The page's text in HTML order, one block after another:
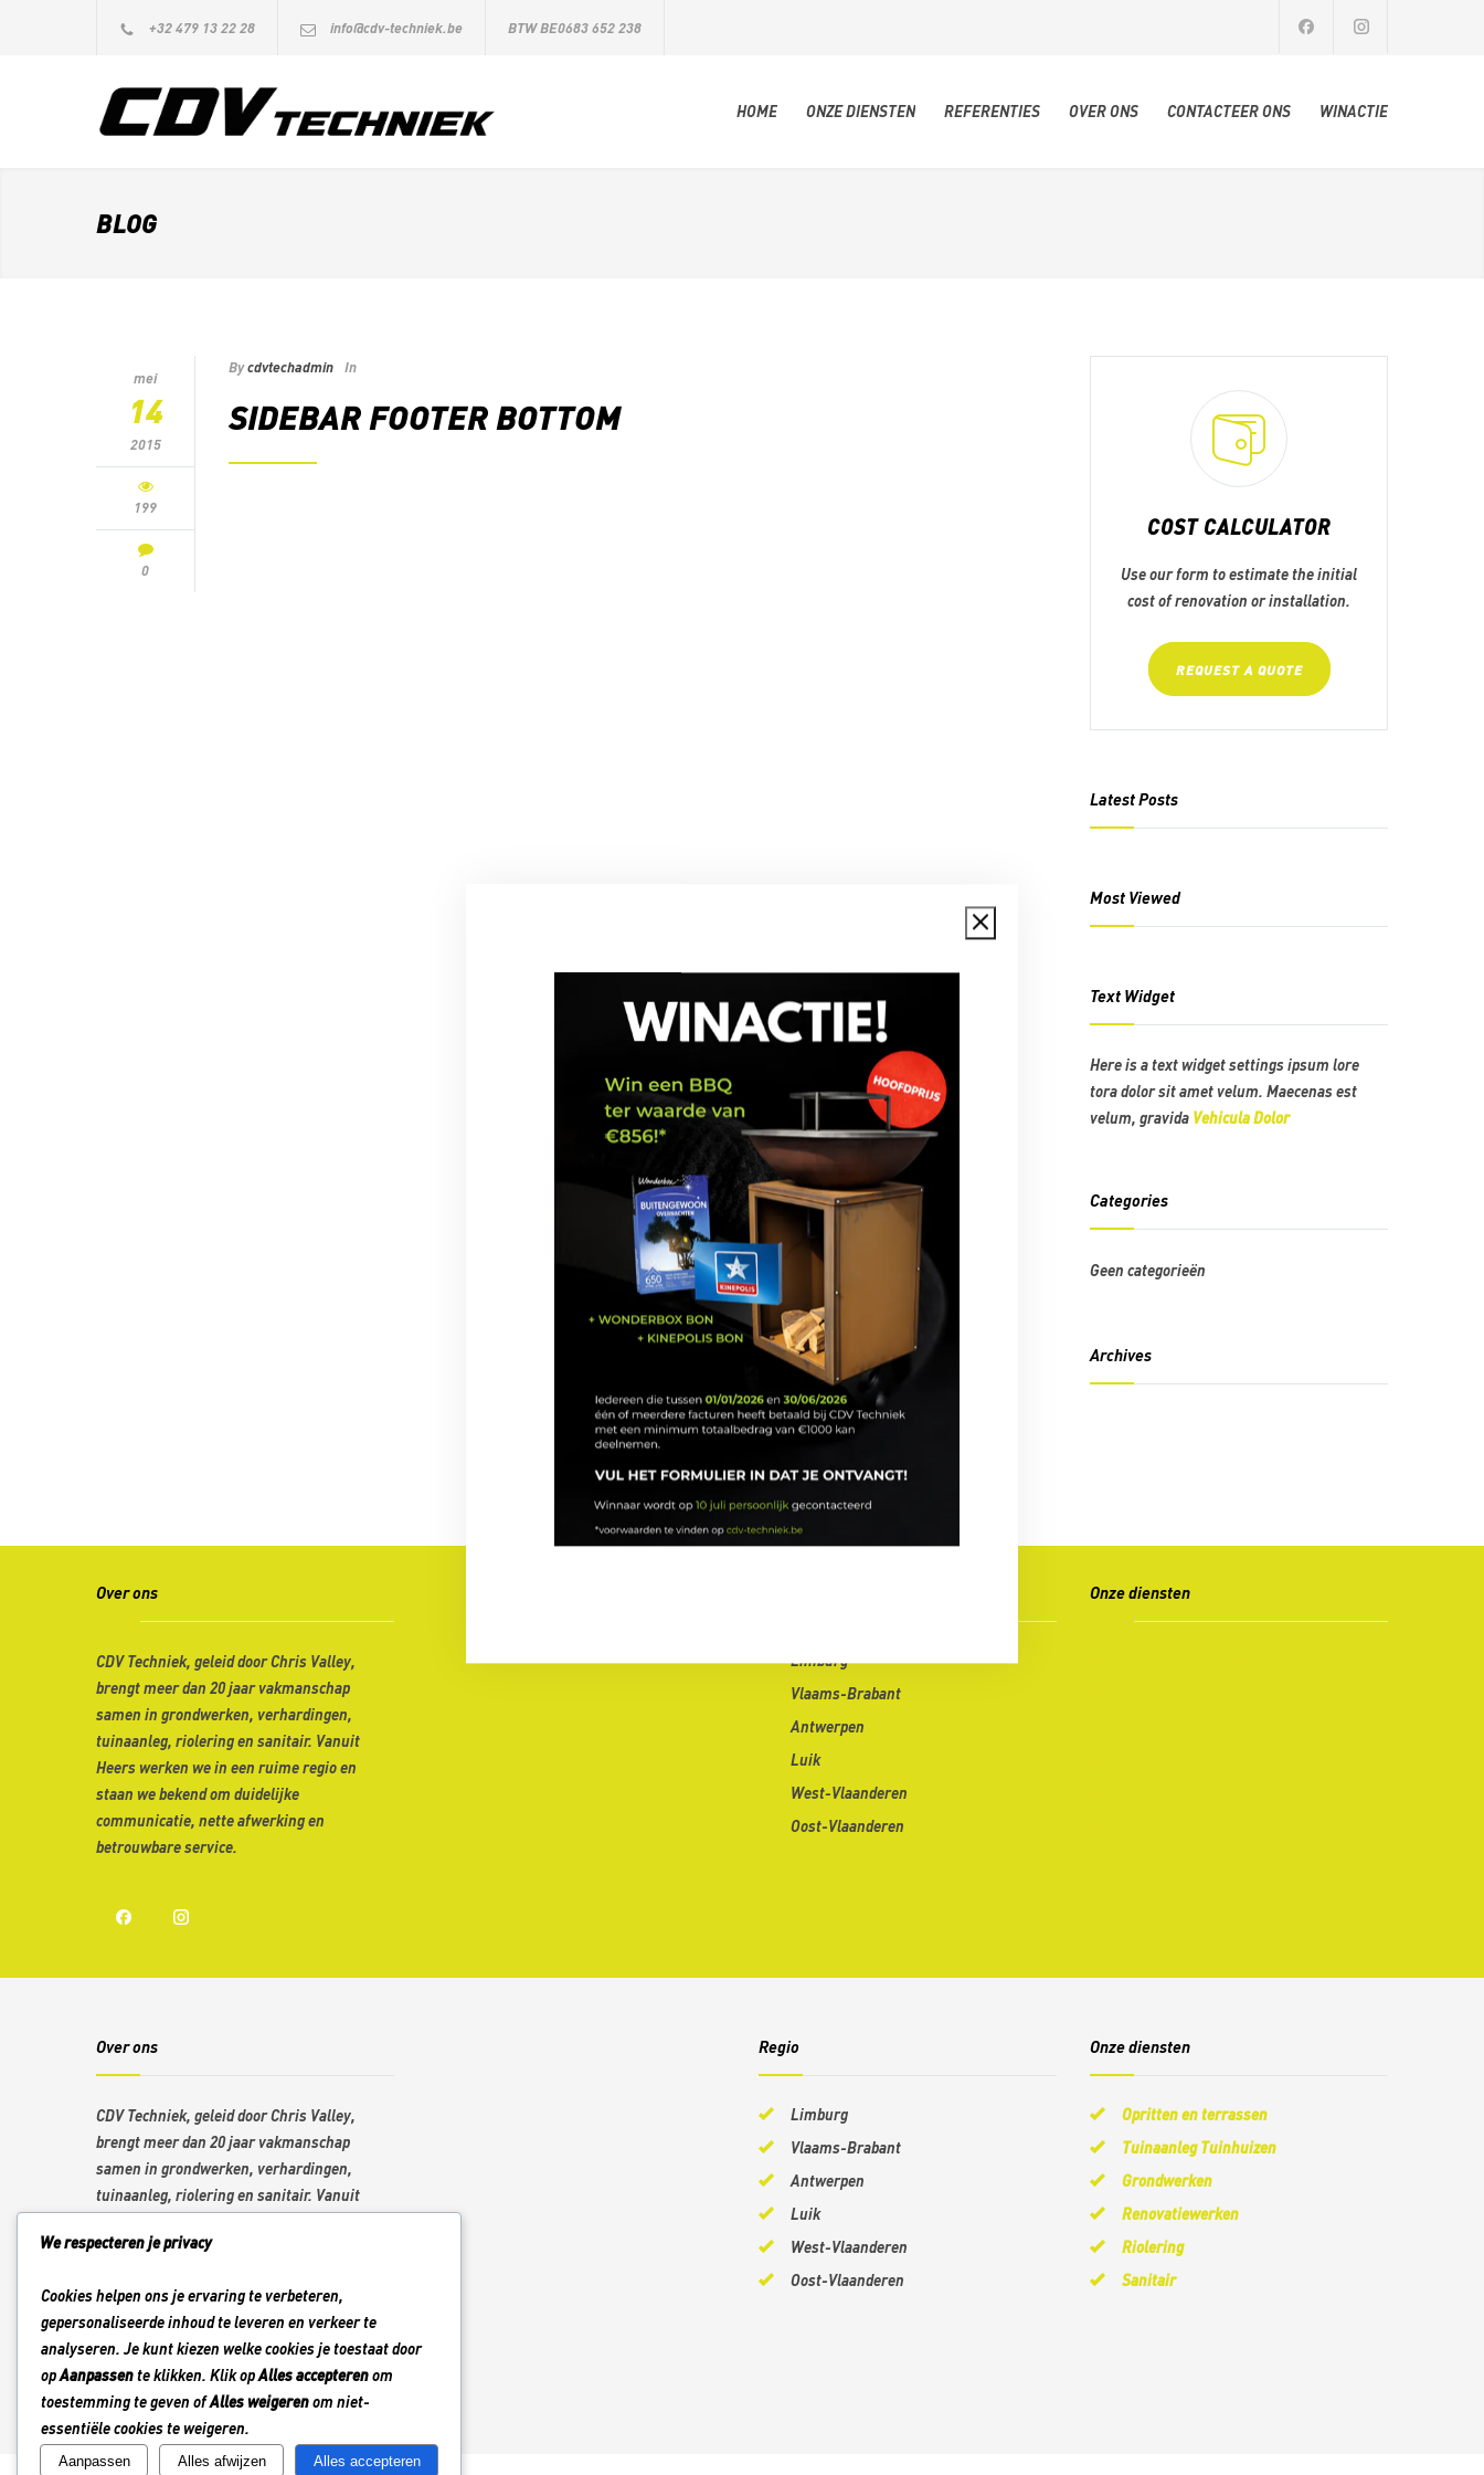
+32 479 13 22 28 info@cdv-techniek.be BTW BE0683 652 238
HOME ONZE DIENSTEN REFERENTIES OVER ONS CONTACTEER ONS WINACTIE
BLOG
mei
14
2015
199
0
Bycdvtechadmin In
SIDEBAR FOOTER BOTTOM
COST CALCULATOR
Use our form to estimate the initial
cost of renovation or installation.
REQUEST A QUOTE
Latest Posts
Most Viewed
Text Widget
Here is a text widget settings ipsum lore
tora dolor sit amet velum. Maecenas est
velum, gravida Vehicula Dolor
Categories
Geen categorieën
Archives
Over ons
CDV Techniek, geleid door Chris Valley,
brengt meer dan 20 jaar vakmanschap
samen in grondwerken, verhardingen,
tuinaanleg, riolering en sanitair. Vanuit
Heers werken we in een ruime regio en
staan we bekend om duidelijke
communicatie, nette afwerking en
betrouwbare service.
Limburg
Vlaams-Brabant
Antwerpen
Luik
West-Vlaanderen
Oost-Vlaanderen
Onze diensten
Over ons
CDV Techniek, geleid door Chris Valley,
brengt meer dan 20 jaar vakmanschap
samen in grondwerken, verhardingen,
tuinaanleg, riolering en sanitair. Vanuit
staan we bekend om duidelijke
betrouwbare service.
Regio
Limburg
Vlaams-Brabant
Antwerpen
Luik
West-Vlaanderen
Oost-Vlaanderen
Onze diensten
Opritten en terrassen
Tuinaanleg Tuinhuizen
Grondwerken
Renovatiewerken
Riolering
Sanitair
We respecteren je privacy
Cookies helpen ons je ervaring te verbeteren,
gepersonaliseerde inhoud te leveren en verkeer te
analyseren. Je kunt kiezen welke cookies je toestaat door
opAanpassente klikken. Klik opAlles accepterenom
toestemming te geven ofAlles weigerenom niet-
essentiële cookies te weigeren.
Aanpassen Alles afwijzen Alles accepteren